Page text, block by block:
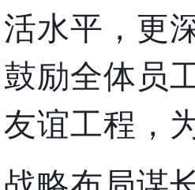
活水平，更
鼓励全体员
友谊工程，